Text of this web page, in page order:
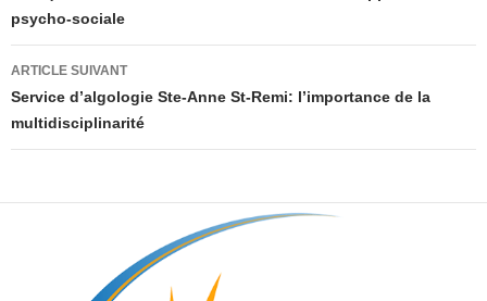
articles
psycho-sociale
ARTICLE SUIVANT
Service d’algologie Ste-Anne St-Remi: l’importance de la
multidisciplinarité